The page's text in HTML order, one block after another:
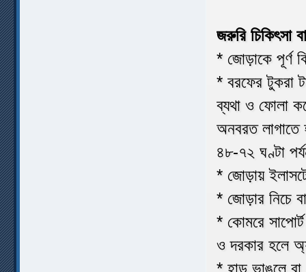
জরুরি চিকিৎসা
* জোড়াকে পূর্ণ
* বরফের টুকরা
ব্যথা ও ফোলা
অনবরত লাগাতে
৪৮-৭২ ঘণ্টা
* জোড়ায়
* জোড়ার নিচে
* কোমরে
ও দরকার হলে
* হাড় ভাঙলে